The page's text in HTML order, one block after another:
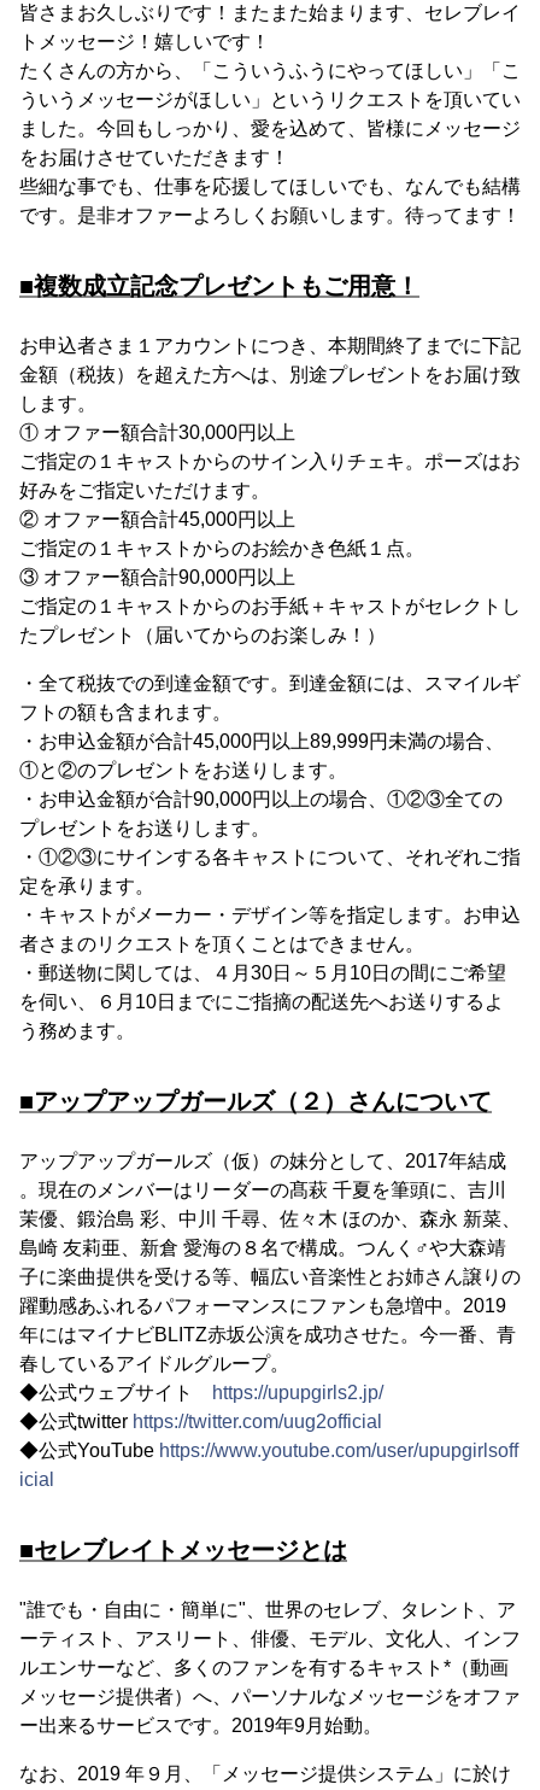
皆さまお久しぶりです！またまた始まります、セレブレイ
トメッセージ！嬉しいです！
たくさんの方から、「こういうふうにやってほしい」「こ
ういうメッセージがほしい」というリクエストを頂いてい
ました。今回もしっかり、愛を込めて、皆様にメッセージ
をお届けさせていただきます！
些細な事でも、仕事を応援してほしいでも、なんでも結構
です。是非オファーよろしくお願いします。待ってます！
■複数成立記念プレゼントもご用意！
お申込者さま１アカウントにつき、本期間終了までに下記
金額（税抜）を超えた方へは、別途プレゼントをお届け致
します。
① オファー額合計30,000円以上
ご指定の１キャストからのサイン入りチェキ。ポーズはお
好みをご指定いただけます。
② オファー額合計45,000円以上
ご指定の１キャストからのお絵かき色紙１点。
③ オファー額合計90,000円以上
ご指定の１キャストからのお手紙＋キャストがセレクトし
たプレゼント（届いてからのお楽しみ！）
・全て税抜での到達金額です。到達金額には、スマイルギ
フトの額も含まれます。
・お申込金額が合計45,000円以上89,999円未満の場合、
①と②のプレゼントをお送りします。
・お申込金額が合計90,000円以上の場合、①②③全ての
プレゼントをお送りします。
・①②③にサインする各キャストについて、それぞれご指
定を承ります。
・キャストがメーカー・デザイン等を指定します。お申込
者さまのリクエストを頂くことはできません。
・郵送物に関しては、４月30日～５月10日の間にご希望
を伺い、６月10日までにご指摘の配送先へお送りするよ
う務めます。
■アップアップガールズ（２）さんについて
アップアップガールズ（仮）の妹分として、2017年結成
。現在のメンバーはリーダーの髙萩 千夏を筆頭に、吉川
茉優、鍛治島 彩、中川 千尋、佐々木 ほのか、森永 新菜、
島崎 友莉亜、新倉 愛海の８名で構成。つんく♂や大森靖
子に楽曲提供を受ける等、幅広い音楽性とお姉さん譲りの
躍動感あふれるパフォーマンスにファンも急増中。2019
年にはマイナビBLITZ赤坂公演を成功させた。今一番、青
春しているアイドルグループ。
◆公式ウェブサイト
https://upupgirls2.jp/
◆公式twitter https://twitter.com/uug2official
◆公式YouTube https://www.youtube.com/user/upupgirlsoff
icial
■セレブレイトメッセージとは
"誰でも・自由に・簡単に"、世界のセレブ、タレント、ア
ーティスト、アスリート、俳優、モデル、文化人、インフ
ルエンサーなど、多くのファンを有するキャスト*（動画
メッセージ提供者）へ、パーソナルなメッセージをオファ
ー出来るサービスです。2019年9月始動。
なお、2019 年９月、「メッセージ提供システム」に於け